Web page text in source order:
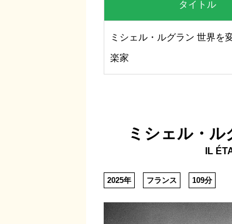
タイトル
ミシェル・ルグラン 世界を
楽家
ミシェル・
IL
2025年 フランス 109分